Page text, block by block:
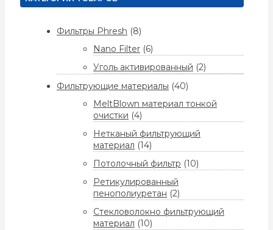
Фильтры Phresh (8)
Nano Filter (6)
Уголь активированный (2)
Фильтрующие материалы (40)
MeltBlown материал тонкой
очистки (4)
Нетканый фильтрующий
материал (14)
Потолочный фильтр (10)
Ретикулированный
пенополиуретан (2)
Стекловолокно фильтрующий
материал (10)